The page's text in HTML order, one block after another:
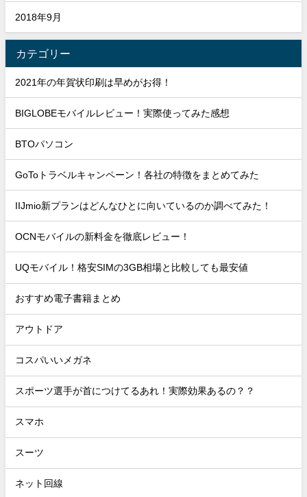
2018年9月
カテゴリー
2021年の年賀状印刷は早めがお得！
BIGLOBEモバイルレビュー！実際使ってみた感想
BTOパソコン
GoToトラベルキャンペーン！各社の特徴をまとめてみた
IIJmio新プランはどんなひとに向いているのか調べてみた！
OCNモバイルの新料金を徹底レビュー！
UQモバイル！格安SIMの3GB相場と比較しても最安値
おすすめ電子書籍まとめ
アウトドア
コスパいいメガネ
スポーツ選手が首につけてるあれ！実際効果あるの？？
スマホ
スーツ
ネット回線